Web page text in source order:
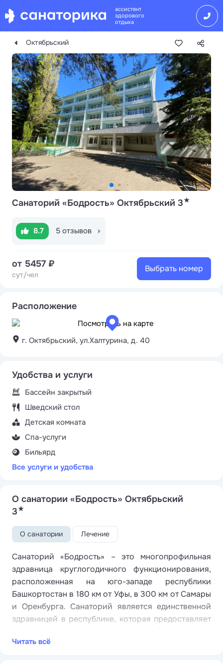
ассистент
здорового
отдыха
Октябрьский
Санаторий «Бодрость» Октябрьский 3★
Расположение
г. Октябрьский, ул.Халтурина, д. 40
8.7 5 отзывов
от 5457 ₽
сут/чел
Выбрать номер
Удобства и услуги
Бассейн закрытый
Шведский стол
Детская комната
Спа-услуги
Бильярд
Все услуги и удобства
О санатории «Бодрость» Октябрьский
3★
О санатории Лечение
Санаторий «Бодрость» – это многопрофильная
здравница круглогодичного функционирования,
расположенная на юго-западе республики
Башкортостан в 180 км от Уфы, в 300 км от Самары
и Оренбурга. Санаторий является единственной
здравницей в республике, которая предоставляет
курорта Нафталан в Азербайджане.
Читать всё